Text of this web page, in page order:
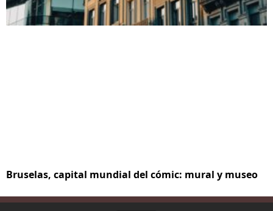
Bruselas, capital mundial del cómic: mural y museo